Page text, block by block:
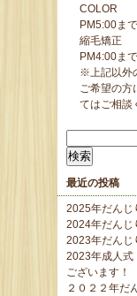
COLOR
PM5:00まで
縮毛矯正
PM4:00まで
※上記以外
ご希望の方
てはご相談
索:
最近の投稿
2025年だんじ
2024年だん
2023年だんじ
2023年成人
ございます！
２０２２年だ